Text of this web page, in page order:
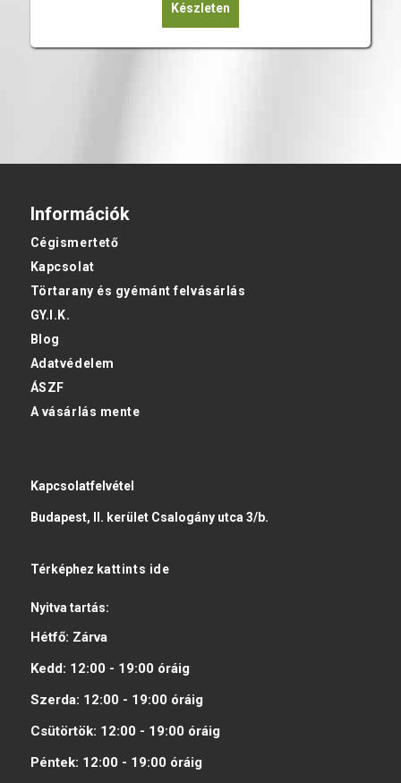
Készleten
Információk
Cégismertető
Kapcsolat
Törtarany és gyémánt felvásárlás
GY.I.K.
Blog
Adatvédelem
ÁSZF
A vásárlás mente
Kapcsolatfelvétel
Budapest, II. kerület Csalogány utca 3/b.
Térképhez kattints ide
Nyitva tartás:
Hétfő: Zárva
Kedd: 12:00 - 19:00 óráig
Szerda: 12:00 - 19:00 óráig
Csütörtök: 12:00 - 19:00 óráig
Péntek: 12:00 - 19:00 óráig